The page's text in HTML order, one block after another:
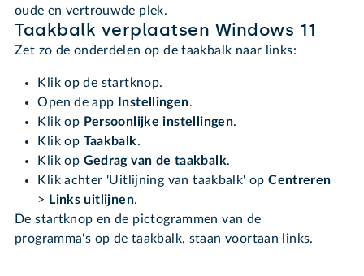
oude en vertrouwde plek.
Taakbalk verplaatsen Windows 11
Zet zo de onderdelen op de taakbalk naar links:
Klik op de startknop.
Open de app
Instellingen.
Klik op Persoonlijke instellingen.
Klik op Taakbalk.
Klik op Gedrag van de taakbalk.
Klik achter 'Uitlijning van taakbalk' opCentreren
> Links uitlijnen.
De startknop en de pictogrammen van de
programma's op de taakbalk, staan voortaan links.